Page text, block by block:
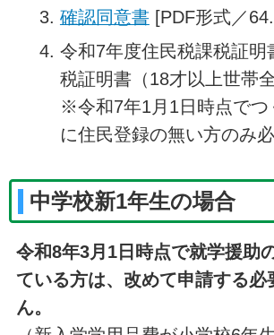
確認同意書[PDF形式／
令和7年度住民税課税証明
税証明書（18才以上世帯全
※令和7年1月1日時点でつ
に住民登録の無い方のみ
中学校新1年生の場合
令和8年3月1日時点で就学援助
ている方は、改めて申請する必
ん。